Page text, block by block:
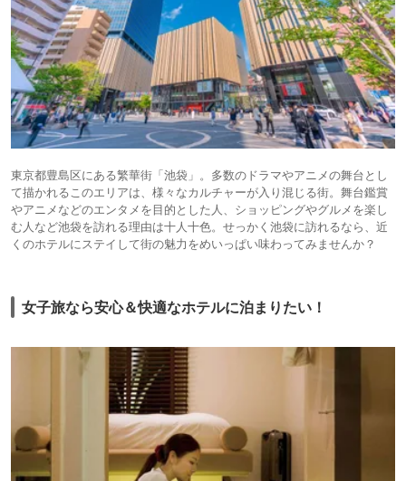
東京都豊島区にある繁華街「池袋」。多数のドラマやアニメの舞台とし
て描かれるこのエリアは、様々なカルチャーが入り混じる街。舞台鑑賞
やアニメなどのエンタメを目的とした人、ショッピングやグルメを楽し
む人など池袋を訪れる理由は十人十色。せっかく池袋に訪れるなら、近
くのホテルにステイして街の魅力をめいっぱい味わってみませんか？
女子旅なら安心＆快適なホテルに泊まりたい！